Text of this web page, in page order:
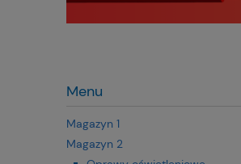
Menu
Magazyn 1
Magazyn 2